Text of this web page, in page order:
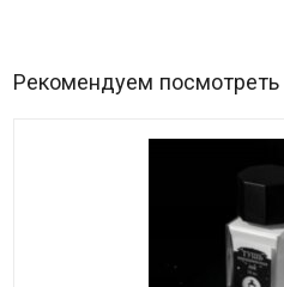
Рекомендуем посмотреть